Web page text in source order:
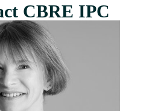
CBRE IPC